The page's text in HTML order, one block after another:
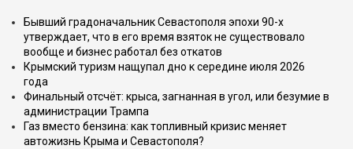
Бывший градоначальник Севастополя эпохи 90-х
утверждает, что в его время взяток не существовало
вообще и бизнес работал без откатов
Крымский туризм нащупал дно к середине июля 2026
года
Финальный отсчёт: крыса, загнанная в угол, или безумие в
администрации Трампа
Газ вместо бензина: как топливный кризис меняет
автожизнь Крыма и Севастополя?